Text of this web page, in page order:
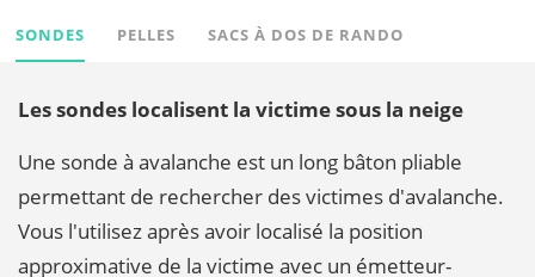
SONDES PELLES SACS À DOS DE RANDO
Les sondes localisent la victime sous la neige
Une sonde à avalanche est un long bâton pliable
permettant de rechercher des victimes d'avalanche.
Vous l'utilisez après avoir localisé la position
approximative de la victime avec un émetteur-